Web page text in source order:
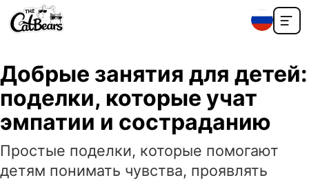
Добрые занятия для детей:
поделки, которые учат
эмпатии и состраданию
Простые поделки, которые помогают
детям понимать чувства, проявлять